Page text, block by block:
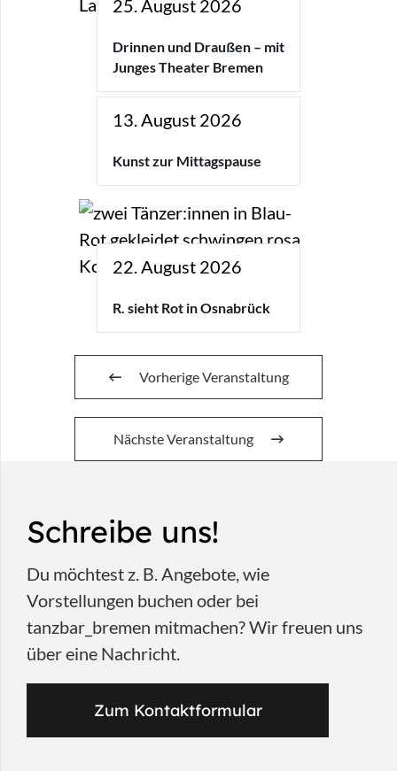
25. August 2026
Drinnen und Draußen – mit
Junges Theater Bremen
13. August 2026
Kunst zur Mittagspause
22. August 2026
R. sieht Rot in Osnabrück
Vorherige Veranstaltung
Nächste Veranstaltung
Schreibe uns!
Du möchtest z. B. Angebote, wie
Vorstellungen buchen oder bei
tanzbar_bremen mitmachen? Wir freuen uns
über eine Nachricht.
Zum Kontaktformular